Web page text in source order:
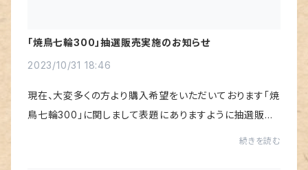
「焼鳥七輪300」抽選販売実施のお知らせ
2023/10/31 18:46
現在、大変多くの方より購入希望をいただいております「焼
鳥七輪300」に関しまして表題にありますように抽選販売
続きを読む